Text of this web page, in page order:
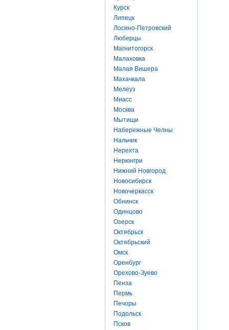
Курск
Липецк
Лосино-Петровский
Люберцы
Магнитогорск
Малаховка
Малая Вишера
Махачкала
Мелеуз
Миасс
Москва
Мытищи
Набережные Челны
Нальчик
Нерехта
Нерюнгри
Нижний Новгород
Новосибирск
Новочеркасск
Обнинск
Одинцово
Озерск
Октябрьск
Октябрьский
Омск
Оренбург
Орехово-Зуево
Пенза
Пермь
Печоры
Подольск
Псков